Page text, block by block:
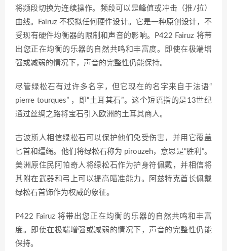
将频段切换为连续操作。频段可以是峰值或冲击（推/拉）
曲线。Fairuz 不模拟任何硬件设计。它是一种原创设计，不
受现有硬件均衡器的限制和声音的影响。P422 Fairuz 将带
出您正在均衡的乐器的自然共鸣和丰富度。即使在极端增
强或减弱的情况下，声音的完整性仍能保持。
尽管绿松石有过许多名字，但它现在的名字来自于法语“
pierre tourques” ，即“土耳其石”。这个短语指的是13世纪
通过丝绸之路将宝石引入欧洲的土耳其商人。
古波斯人相信绿松石可以保护他们免受伤害，并用它覆盖
匕首和缰绳。他们将绿松石称为 pirouzeh，意思是“胜利”。
美洲原住民阿帕奇人将绿松石作为护身符佩戴，并相信将
其附在武器和弓上可以提高瞄准能力。阿兹特克酋长佩戴
绿松石首饰作为权威的象征。
P422 Fairuz 将带出您正在均衡的乐器的自然共鸣和丰富
度。即使在极端增强或减弱的情况下，声音的完整性仍能
保持。